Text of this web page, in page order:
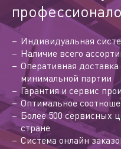
Индивидуальная
Наличие всего
Оперативная
минимальной партии
Гарантия и сервис
Оптимальное
Более 500 сервисных
стране
Система онлайн